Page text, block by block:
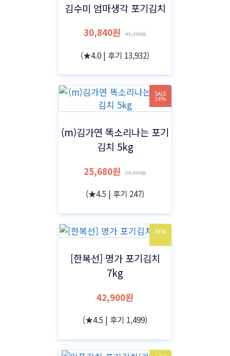
김수미 엄마생각 포기김치
30,840원 41,300원
(★4.0 | 후기 13,932)
SALE
14%
(m)김가연 똑소리나는 포기
김치 5kg
25,680원 29,900원
(★4.5 | 후기 247)
NEW
[한복선] 명가 포기김치
7kg
42,900원
(★4.5 | 후기 1,499)